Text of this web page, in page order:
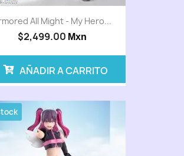
All Might - My Hero...
$2,499.00 Mxn
AÑADIR A CARRITO